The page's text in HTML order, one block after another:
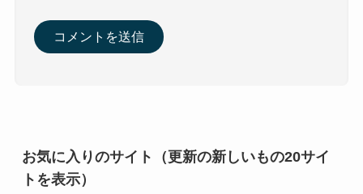
お気に入りのサイト（更新の新しいもの20サイ
トを表示）